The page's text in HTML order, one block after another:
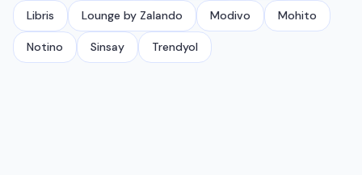
Libris Lounge by Zalando Modivo Mohito
Notino Sinsay Trendyol